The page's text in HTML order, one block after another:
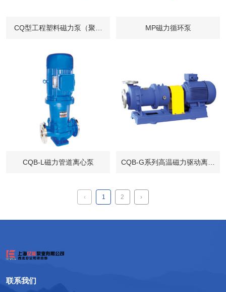
CQ型工程塑料磁力泵（聚丙
MP磁力循环泵
CQB-L磁力管道离心泵
CQB-G系列高温磁力驱动离心
‹ 1 2 ›
联系我们